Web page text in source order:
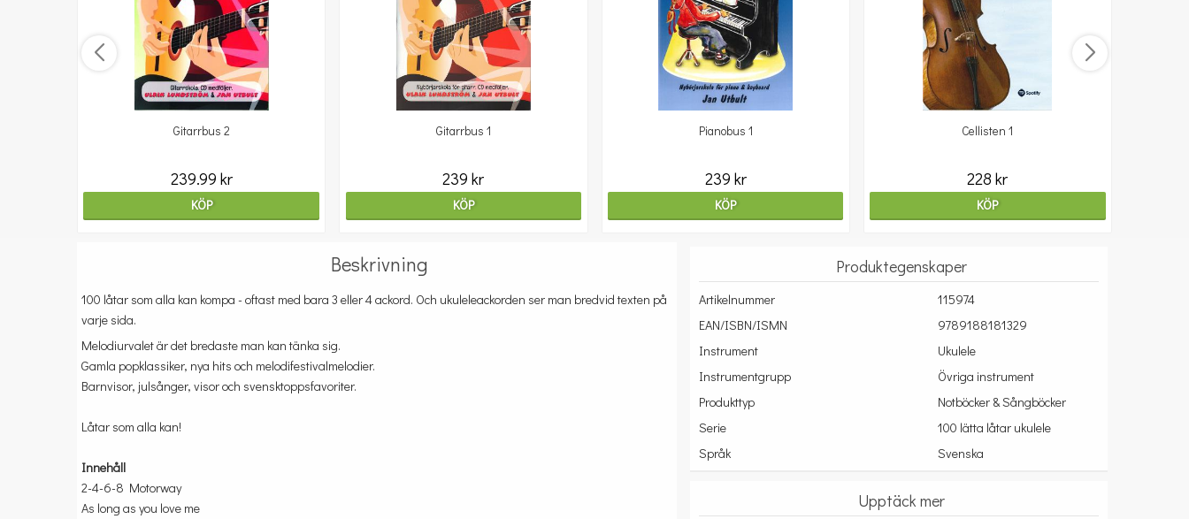
Gitarrbus 2
239.99 kr
KÖP
Gitarrbus 1
239 kr
KÖP
Pianobus 1
239 kr
KÖP
Cellisten 1
228 kr
KÖP
Beskrivning
100 låtar som alla kan kompa - oftast med bara 3 eller 4 ackord. Och ukuleleackorden ser man bredvid texten på
varje sida.
Melodiurvalet är det bredaste man kan tänka sig.
Gamla popklassiker, nya hits och melodifestivalmelodier.
Barnvisor, julsånger, visor och svensktoppsfavoriter.
Låtar som alla kan!
Innehåll
2-4-6-8 Motorway
As long as you love me
Produktegenskaper
Artikelnummer
115974
EAN/ISBN/ISMN
9789188181329
Instrument
Ukulele
Instrumentgrupp
Övriga instrument
Produkttyp
Notböcker & Sångböcker
Serie
100 lätta låtar ukulele
Språk
Svenska
Upptäck mer